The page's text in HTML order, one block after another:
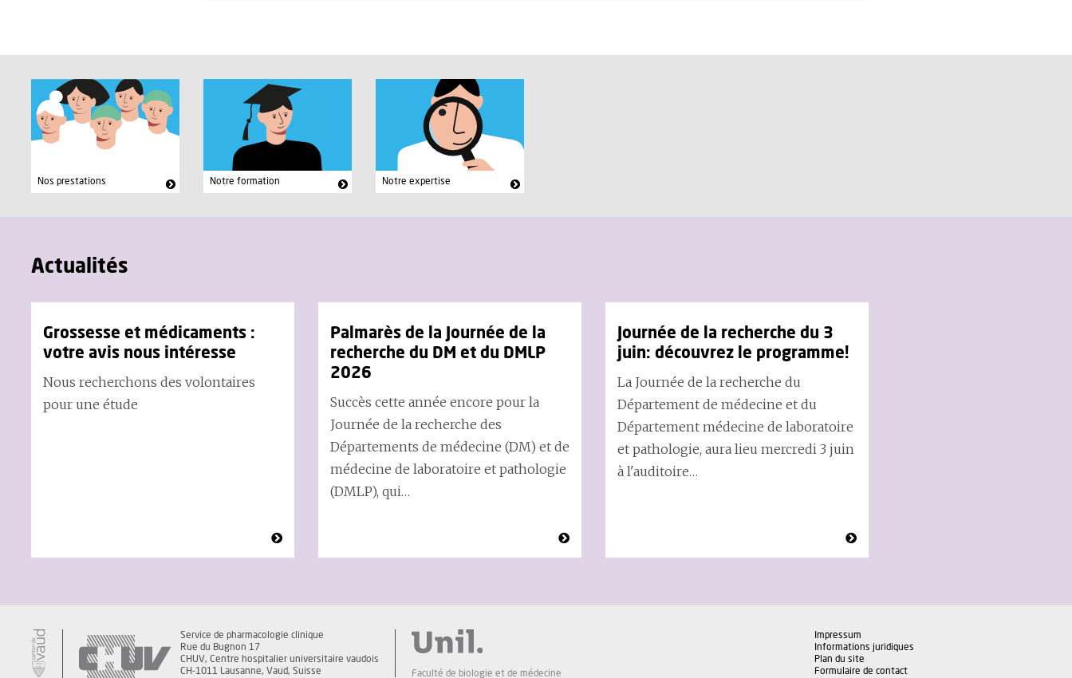
Nos prestations Notre formation Notre expertise
Actualités
Grossesse et médicaments :
votre avis nous intéresse
Nous recherchons des volontaires
pour une étude
Palmarès de la Journée de la
recherche du DM et du DMLP
2026
Succès cette année encore pour la
Journée de la recherche des
Départements de médecine (DM) et de
médecine de laboratoire et pathologie
(DMLP), qui…
Journée de la recherche du 3
juin: découvrez le programme!
La Journée de la recherche du
Département de médecine et du
Département médecine de laboratoire
et pathologie, aura lieu mercredi 3 juin
à l'auditoire…
Service de pharmacologie clinique
Rue du Bugnon 17
CHUV, Centre hospitalier universitaire vaudois
CH-1011 Lausanne, Vaud, Suisse
Faculté de biologie et de médecine
Impressum
Informations juridiques
Plan du site
Formulaire de contact